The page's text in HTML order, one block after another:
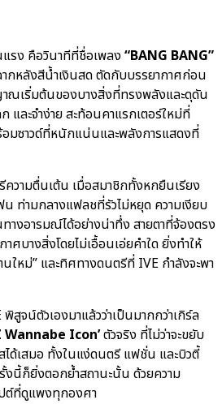
แรง คือวินาทีที่ชื่อเพลง“BANG BANG”
กหลังสีน้ำเงินสด ตัดกับบรรยากาศก่อน
ณเริ่มต้นของบางสิ่งที่ทรงพลังและดุดัน
และจำง่าย สะท้อนคาแรกเตอร์ใหม่ที่
อมซาวด์ที่หนักแน่นและพลังการแสดงที่
ความตื่นเต้น เมื่อสมาชิกทั้งหกยืนเรียง
น ท่ามกลางแฟลชที่รัวไม่หยุด ความเงียบ
งอารมณ์ได้อย่างน่าทึ่ง สายตาที่จ้องตรง
ศบางสิ่งโดยไม่เอื้อนเอ่ยคำใด ยิ่งทำให้
ใหม่” และทิศทางดนตรีที่ IVE กำลังจะพา
สูจน์ตัวเองมาแล้วว่าเป็นมากกว่าเกิร์ล
Wannabe Icon’ตัวจริง ที่ไม่ว่าจะขยับ
ได้เสมอ ทั้งในแง่ดนตรี แฟชั่น และบิวตี้
งนี้ก็ยิ่งตอกย้ำสถานะนั้น ด้วยความ
ต์ที่ดูแพงทุกองศา